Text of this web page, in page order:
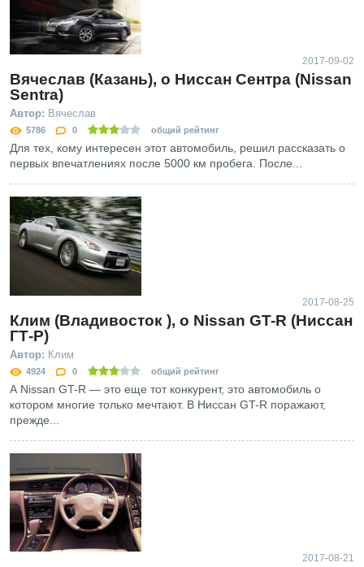
2017-09-02
Вячеслав (Казань), о Ниссан Сентра (Nissan
Sentra)
Автор: Вячеслав
5786 0 общий рейтинг
Для тех, кому интересен этот автомобиль, решил рассказать о
первых впечатлениях после 5000 км пробега. После...
2017-08-25
Клим (Владивосток ), о Nissan GT-R (Ниссан
ГТ-Р)
Автор: Клим
4924 0 общий рейтинг
А Nissan GT-R — это еще тот конкурент, это автомобиль о
котором многие только мечтают. В Ниссан GT-R поражают,
прежде...
2017-08-21